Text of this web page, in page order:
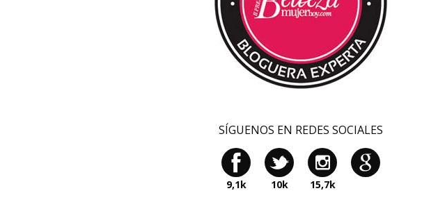
SÍGUENOS EN REDES SOCIALES
9,1k 10k 15,7k